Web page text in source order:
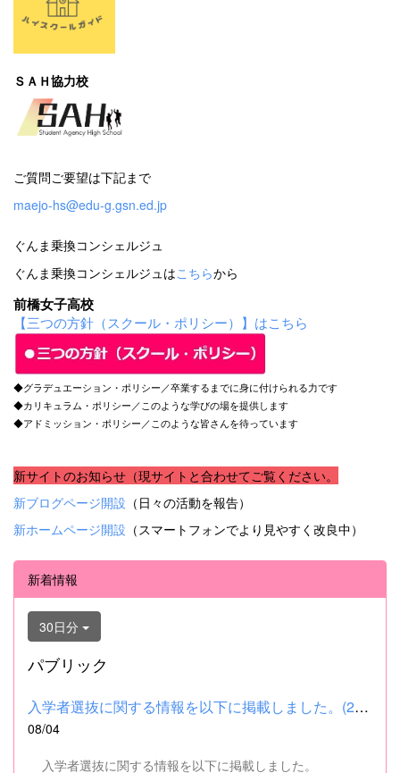
ＳＡＨ協力校
ご質問ご要望は下記まで
maejo-hs@edu-g.gsn.ed.jp
ぐんま乗換コンシェルジュ
ぐんま乗換コンシェルジュはこちらから
前橋女子高校
【三つの方針（スクール・ポリシー）】はこちら
◆グラデュエーション・ポリシー／卒業するまでに身に付けられる力です
◆カリキュラム・ポリシー／このような学びの場を提供します
◆アドミッション・ポリシー／このような皆さんを待っています
新サイトのお知らせ（現サイトと合わせてご覧ください。
新ブログページ開設 （日々の活動を報告）
新ホームページ開設 （スマートフォンでより見やすく改良中）
新着情報
30日分
パブリック
入学者選抜に関する情報を以下に掲載しました。(2026.8.4) ■令和...
08/04
入学者選抜に関する情報を以下に掲載しました。